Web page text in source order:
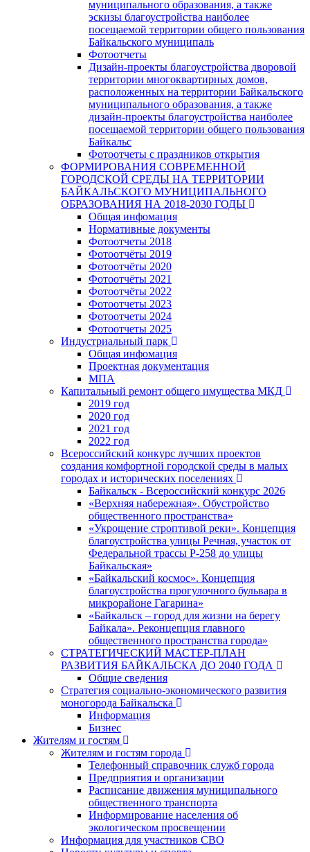
муниципального образования, а также
эскизы благоустройства наиболее
посещаемой территории общего пользования
Байкальского муниципаль
Фотоотчеты
Дизайн-проекты благоустройства дворовой
территории многоквартирных домов,
расположенных на территории Байкальского
муниципального образования, а также
дизайн-проекты благоустройства наиболее
посещаемой территории общего пользования
Байкальс
Фотоотчеты с праздников открытия
ФОРМИРОВАНИЯ СОВРЕМЕННОЙ
ГОРОДСКОЙ СРЕДЫ НА ТЕРРИТОРИИ
БАЙКАЛЬСКОГО МУНИЦИПАЛЬНОГО
ОБРАЗОВАНИЯ НА 2018-2030 ГОДЫ
Общая инфомация
Нормативные документы
Фотоотчеты 2018
Фотоотчёты 2019
Фотоотчёты 2020
Фотоотчёты 2021
Фотоотчёты 2022
Фотоотчеты 2023
Фотоотчеты 2024
Фотоотчеты 2025
Индустриальный парк
Общая инфомация
Проектная документация
МПА
Капитальный ремонт общего имущества МКД
2019 год
2020 год
2021 год
2022 год
Всероссийский конкурс лучших проектов
создания комфортной городской среды в малых
городах и исторических поселениях
Байкальск - Всероссийский конкурс 2026
«Верхняя набережная». Обустройство
общественного пространства»
«Укрощение строптивой реки». Концепция
благоустройства улицы Речная, участок от
Федеральной трассы Р-258 до улицы
Байкальская»
«Байкальский космос». Концепция
благоустройства прогулочного бульвара в
микрорайоне Гагарина»
«Байкальск – город для жизни на берегу
Байкала». Реконцепция главного
общественного пространства города»
СТРАТЕГИЧЕСКИЙ МАСТЕР-ПЛАН
РАЗВИТИЯ БАЙКАЛЬСКА ДО 2040 ГОДА
Общие сведения
Стратегия социально-экономического развития
моногорода Байкальска
Информация
Бизнес
Жителям и гостям
Жителям и гостям города
Телефонный справочник служб города
Предприятия и организации
Расписание движения муниципального
общественного транспорта
Информирование населения об
экологическом просвещении
Информация для участников СВО